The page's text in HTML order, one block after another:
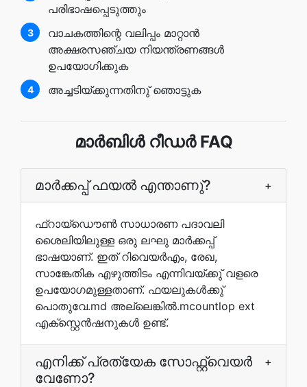
പരിഭാഷപ്പെടുത്തും
3
വാചകത്തിന്റെ വലിപ്പം മാറ്റാന്‍
അക്ഷരസഞ്ചയ നിയന്ത്രണങ്ങള്‍
ഉപയോഗിക്കുക
4 അച്ചടിയ്ക്കുന്നതിനു് ഞൊട്ടുക
മാര്‍ബിള്‍ റീഡര്‍ FAQ
മാര്‍ക്കപ്പ് ഫയല്‍ എന്താണു്? +
ഫ്റായ്‌ഡൌണ്‍ സാധാരണ പദാവലി
ശൈലിയിലുള്ള ഒരു ലഘു മാര്‍ക്കപ്പ്
ഭാഷയാണ്. ഇത് റിവെയര്‍എം‌, രേഖ,
സാങ്കേതിക എഴുത്തിടം എന്നിവയ്ക്കു് വളരെ
ഉപയോഗമുള്ളതാണ്. ഫയലുകള്‍ക്കു്
പൊതുവേ.md അല്ലെങ്കില്‍.mcountlop ext
എക്സ്റ്റെന്‍ഷനുകള്‍ ഉണ്ട്.
എനിക്ക് പ്രത്യേക സോഫ്റ്റ്‌വെയര്‍
വേണോ?
+